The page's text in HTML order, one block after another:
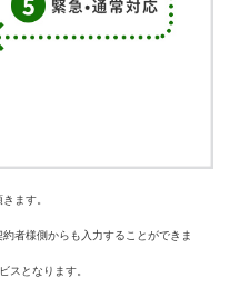
ます。
者様側からも入力することができま
スとなります。